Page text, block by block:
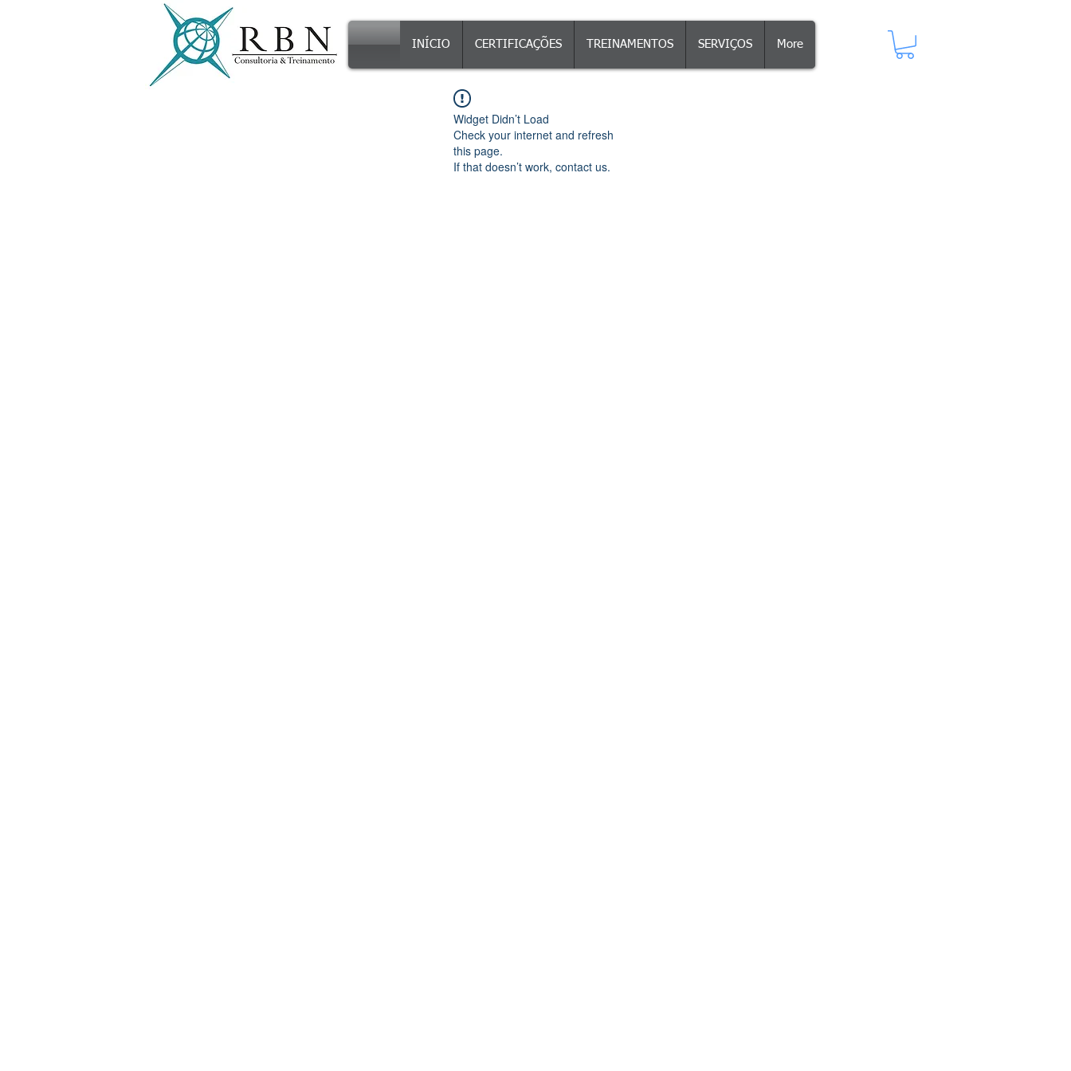
INÍCIO CERTIFICAÇÕES TREINAMENTOS SERVIÇOS More
Widget Didn’t Load
Check your internet and refresh
this page.
If that doesn’t work, contact us.